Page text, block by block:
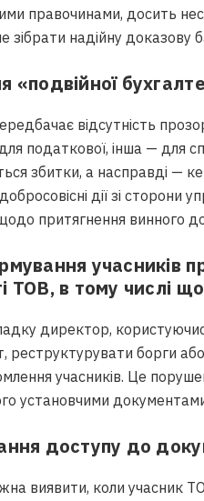
правочинами, досить
надійну доказову
«подвійної
відсутність
податкової, інша — для
збитки, а насправді —
дії зі сторони
притягнення винного до
учасників
ТОВ, в тому числі
директор,
реструктурувати борги
учасників. Це
установчими
доступу до
виявити, коли учасник